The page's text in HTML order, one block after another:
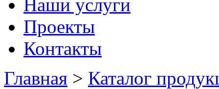
Наши услуги
Проекты
Контакты
Главная > Каталог